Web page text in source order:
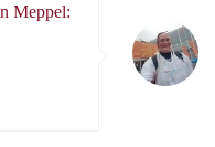
Meppel: